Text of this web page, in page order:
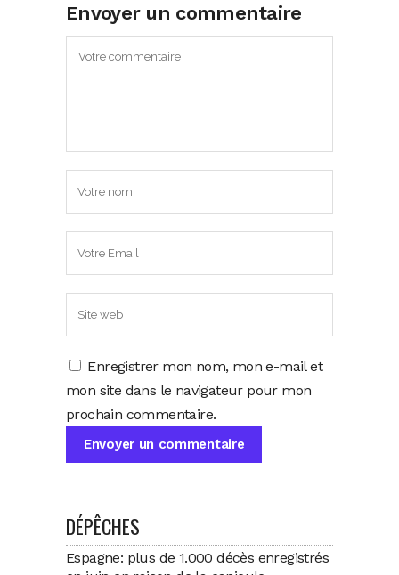
Envoyer un commentaire
Enregistrer mon nom, mon e-mail et
mon site dans le navigateur pour mon
prochain commentaire.
DÉPÊCHES
Espagne: plus de 1.000 décès enregistrés